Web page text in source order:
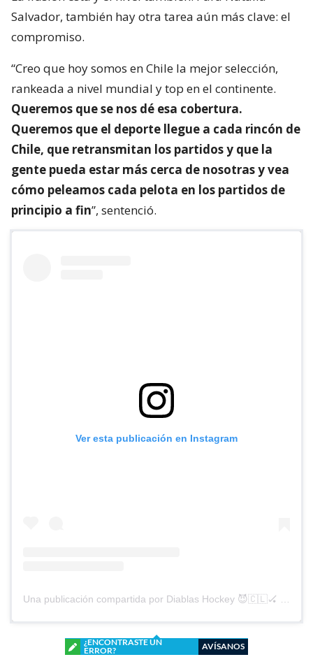
Salvador, también hay otra tarea aún más clave: el
compromiso.
“Creo que hoy somos en Chile la mejor selección,
rankeada a nivel mundial y top en el continente.
Queremos que se nos dé esa cobertura.
Queremos que el deporte llegue a cada rincón de
Chile, que retransmitan los partidos y que la
gente pueda estar más cerca de nosotras y vea
cómo peleamos cada pelota en los partidos de
principio a fin”, sentenció.
Ver esta publicación en Instagram
Una publicación compartida por Diablas Hockey 😈🇨🇱🏑 (@diablashockey)
¿ENCONTRASTE UN
ERROR?
AVÍSANOS